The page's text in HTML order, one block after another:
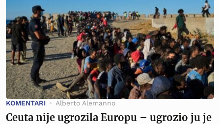
KOMENTARI Alberto Alemanno
Ceuta nije ugrozila Europu – ugrozio ju je